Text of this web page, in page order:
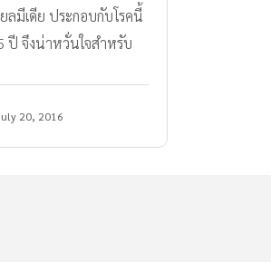
ลมีเดีย ประกอบกับโรคนี้
ปี จึงน่าหวั่นใจสำหรับ
20, 2016